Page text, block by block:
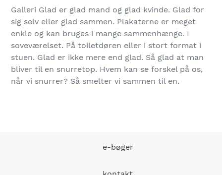
produkt
din
indkøbskurv
Galleri Glad er glad mand og glad kvinde. Glad for
sig selv eller glad sammen. Plakaterne er meget
enkle og kan bruges i mange sammenhænge. I
soveværelset. På toiletdøren eller i stort format i
stuen. Glad er ikke mere end glad. Så glad at man
bliver til en snurretop. Hvem kan se forskel på os,
når vi snurrer? Så smelter vi sammen til en.
e-bøger